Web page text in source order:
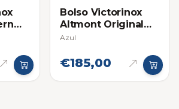
Bolso Victorinox
Altmont Original
Standard
Azul
€185,00